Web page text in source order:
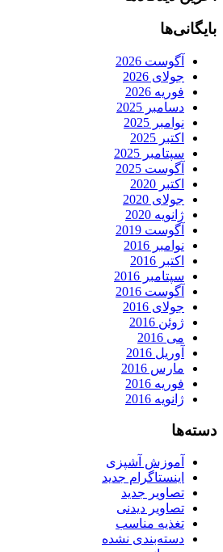
بایگانی‌ها
آگوست 2026
جولای 2026
فوریه 2026
دسامبر 2025
نوامبر 2025
اکتبر 2025
سپتامبر 2025
آگوست 2025
اکتبر 2020
جولای 2020
ژانویه 2020
آگوست 2019
نوامبر 2016
اکتبر 2016
سپتامبر 2016
آگوست 2016
جولای 2016
ژوئن 2016
می 2016
آوریل 2016
مارس 2016
فوریه 2016
ژانویه 2016
دسته‌ها
آموزش آشپزی
اینستاگرام جدید
تصاویر جدید
تصاویر دیدنی
تغذیه مناسب
دسته‌بندی نشده